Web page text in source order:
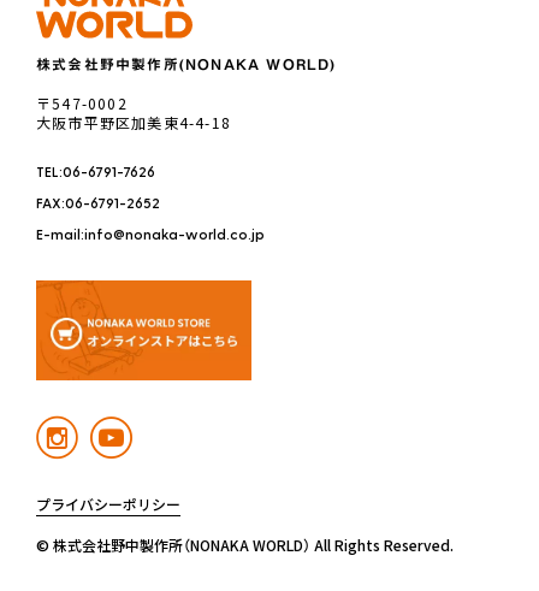
株式会社野中製作所(NONAKA WORLD)
〒547-0002
大阪市平野区加美東4-4-18
TEL:06-6791-7626
FAX:06-6791-2652
E-mail:info@nonaka-world.co.jp
プライバシーポリシー
© 株式会社野中製作所（NONAKA WORLD） All Rights Reserved.